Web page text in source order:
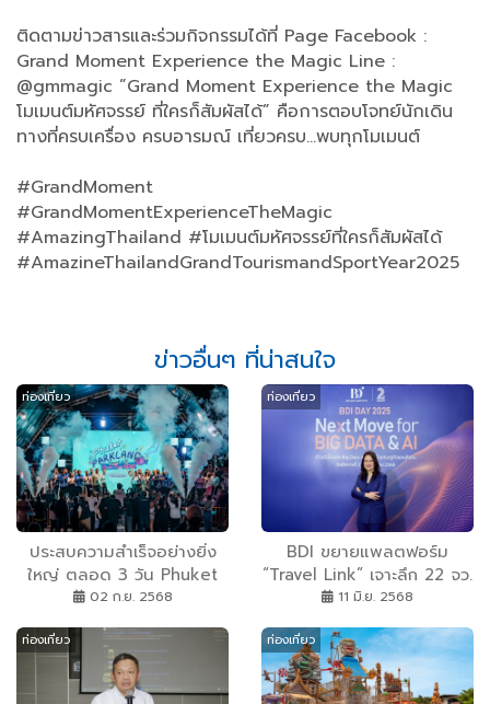
ติดตามข่าวสารและร่วมกิจกรรมได้ที่ Page Facebook :
Grand Moment Experience the Magic Line :
@gmmagic ”Grand Moment Experience the Magic
โมเมนต์มหัศจรรย์ ที่ใครก็สัมผัสได้” คือการตอบโจทย์นักเดิน
ทางที่ครบเครื่อง ครบอารมณ์ เที่ยวครบ...พบทุกโมเมนต์
#GrandMoment
#GrandMomentExperienceTheMagic
#AmazingThailand #โมเมนต์มหัศจรรย์ที่ใครก็สัมผัสได้
#AmazineThailandGrandTourismandSportYear2025
ข่าวอื่นๆ ที่น่าสนใจ
ท่องเที่ยว
ประสบความสำเร็จอย่างยิ่ง
ใหญ่ ตลอด 3 วัน Phuket
Parkland Music Fest 2025
กระจายรายได้สู่ชุมชน หนุน
เศรษฐกิจท้องถิ่นเติบโต
02 ก.ย. 2568
ท่องเที่ยว
BDI ขยายแพลตฟอร์ม
“Travel Link” เจาะลึก 22 จว.
ครบหัวเมืองหลักด้านท่อง
หนุนภาครัฐ-เอกชนกำหนด
กลยุทธ์ ขานรับนโยบายรัฐ
เที่ยวได้ตลอดปี
11 มิ.ย. 2568
ท่องเที่ยว ท่องเที่ยว